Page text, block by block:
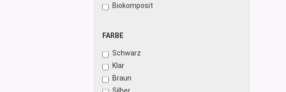
Biokomposit
FARBE
FARBE
Schwarz
Klar
Braun